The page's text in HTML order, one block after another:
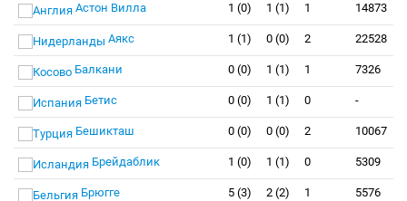
Астон Вилла 1 (0) 1 (1) 1 14873
Аякс 1 (1) 0 (0) 2 22528
Балкани 0 (0) 1 (1) 1 7326
Бетис 0 (0) 1 (1) 0 -
Бешикташ 0 (0) 0 (0) 2 10067
Брейдаблик 1 (0) 1 (1) 0 5309
Брюгге 5 (3) 2 (2) 1 5576